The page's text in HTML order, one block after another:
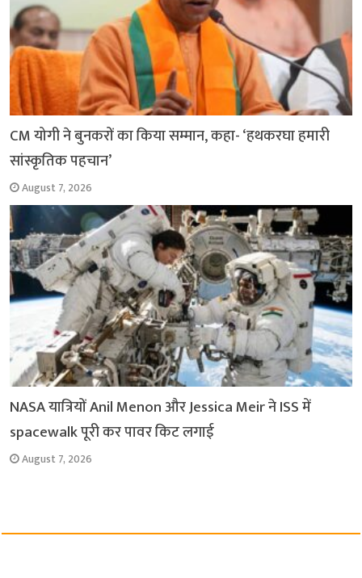
CM योगी ने बुनकरों का किया सम्मान, कहा- ‘हथकरघा हमारी
सांस्कृतिक पहचान’
August 7, 2026
NASA यात्रियों Anil Menon और Jessica Meir ने ISS में
spacewalk पूरी कर पावर किट लगाई
August 7, 2026